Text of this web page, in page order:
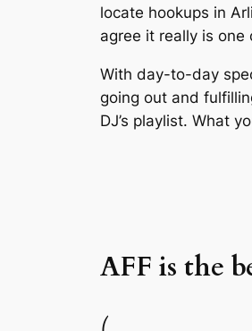
locate hookups in
agree it really is
With day-to-day
going out and
DJ’s playlist. What
AFF is the